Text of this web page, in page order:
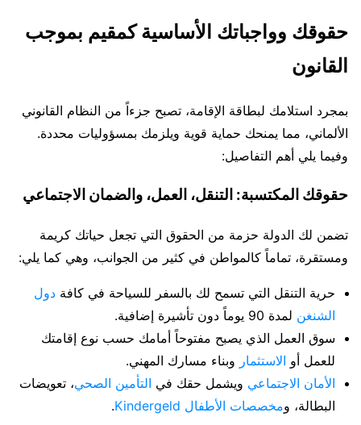
حقوقك وواجباتك الأساسية كمقيم بموجب
القانون
بمجرد استلامك لبطاقة الإقامة، تصبح جزءاً من النظام القانوني
الألماني، مما يمنحك حماية قوية ويلزمك بمسؤوليات محددة.
وفيما يلي أهم التفاصيل:
حقوقك المكتسبة: التنقل، العمل، والضمان الاجتماعي
تضمن لك الدولة حزمة من الحقوق التي تجعل حياتك كريمة
ومستقرة، تماماً كالمواطن في كثير من الجوانب، وهي كما يلي:
حرية التنقل التي تسمح لك بالسفر للسياحة في كافة دول
الشنغن لمدة 90 يوماً دون تأشيرة إضافية.
سوق العمل الذي يصبح مفتوحاً أمامك حسب نوع إقامتك
للعمل أو الاستثمار وبناء مسارك المهني.
الأمان الاجتماعي ويشمل حقك في التأمين الصحي، تعويضات
البطالة، ومخصصات الأطفال Kindergeld .